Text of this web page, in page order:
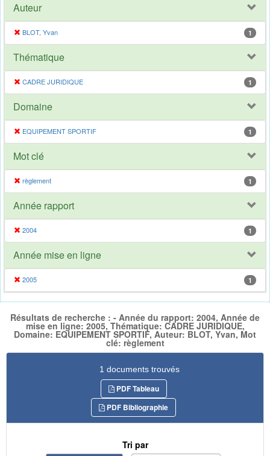
Auteur
BLOT, Yvan 1
Thématique
CADRE JURIDIQUE 1
Domaine
EQUIPEMENT SPORTIF 1
Mot clé
règlement 1
Année rapport
2004 1
Année mise en ligne
2005 1
Résultats de recherche : - Année du rapport: 2004, Année de
mise en ligne: 2005, Thématique: CADRE JURIDIQUE,
Domaine: EQUIPEMENT SPORTIF, Auteur: BLOT, Yvan, Mot
clé: règlement
1 documents trouvés
PDF Tableau
PDF Bibliographie
Tri par